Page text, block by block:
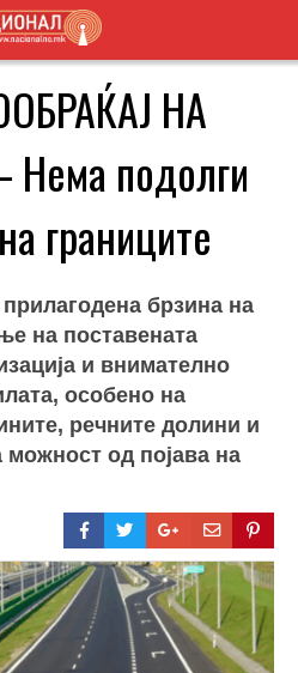
НА
подолги
границите
брзина на
на поставената
и внимателно
особено на
речните долини и
можност од појава на